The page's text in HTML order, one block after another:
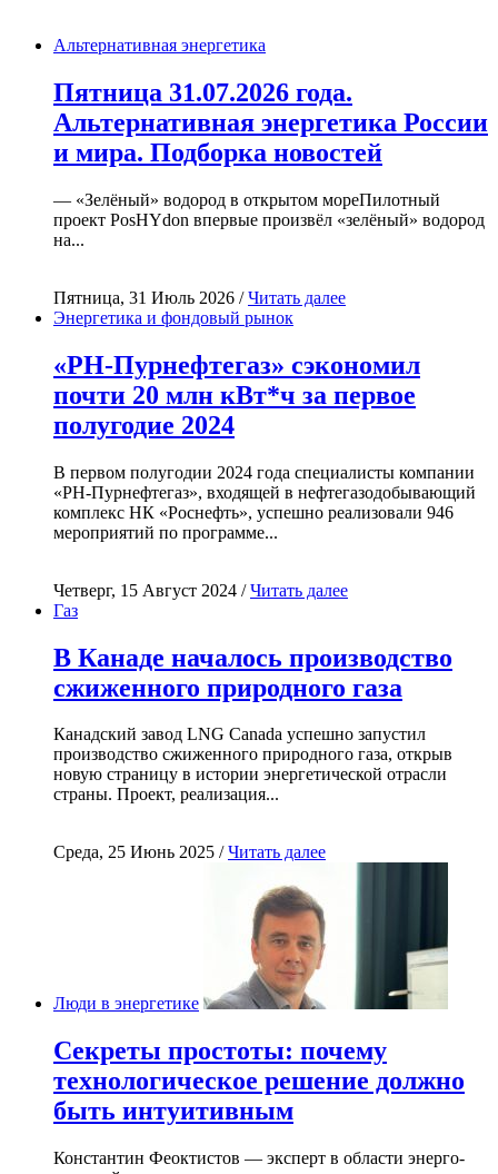
Альтернативная энергетика
Пятница 31.07.2026 года.
Альтернативная энергетика России
и мира. Подборка новостей
— «Зелёный» водород в открытом мореПилотный
проект PosHYdon впервые произвёл «зелёный» водород
на...
Пятница, 31 Июль 2026 /Читать далее
Энергетика и фондовый рынок
«РН-Пурнефтегаз» сэкономил
почти 20 млн кВт*ч за первое
полугодие 2024
В первом полугодии 2024 года специалисты компании
«РН-Пурнефтегаз», входящей в нефтегазодобывающий
комплекс НК «Роснефть», успешно реализовали 946
мероприятий по программе...
Четверг, 15 Август 2024 /Читать далее
Газ
В Канаде началось производство
сжиженного природного газа
Канадский завод LNG Canada успешно запустил
производство сжиженного природного газа, открыв
новую страницу в истории энергетической отрасли
страны. Проект, реализация...
Среда, 25 Июнь 2025 /Читать далее
Люди в энергетике
Секреты простоты: почему
технологическое решение должно
быть интуитивным
Константин Феоктистов — эксперт в области энерго-